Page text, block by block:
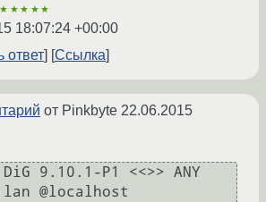
★★★★★
18:07:24 +00:00
ответ
Ссылка
от Pinkbyte 22.06.2015
9.10.1-P1 <<>> ANY
@localhost